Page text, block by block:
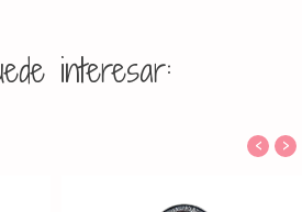
interesar:
‹ ›